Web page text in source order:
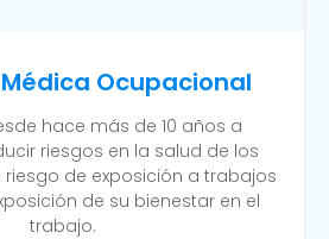
Ocupacional
hace más de 10 años a
riesgos en la salud de los
de exposición a trabajos
de su bienestar en el
trabajo.